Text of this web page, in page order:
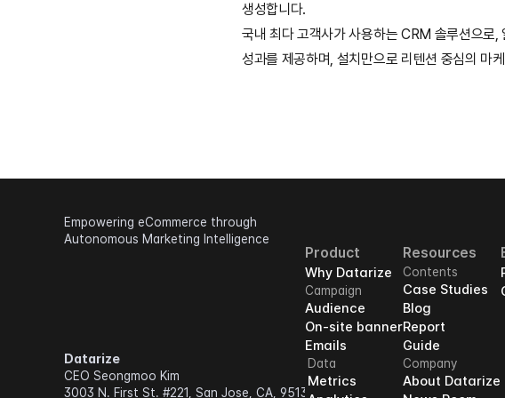
생성합니다.
국내 최다 고객사가 사용하는 CRM 솔루션으로,
성과를 제공하며, 설치만으로 리텐션 중심의 마
Empowering eCommerce through
Autonomous Marketing Intelligence
Datarize
CEO Seongmoo Kim
3003 N. First St. #221, San Jose, CA, 95134
Product
Why Datarize
Campaign
Audience
On-site banner
Emails
Data
Metrics
Resources
Contents
Case Studies
Blog
Report
Guide
Company
About Datarize